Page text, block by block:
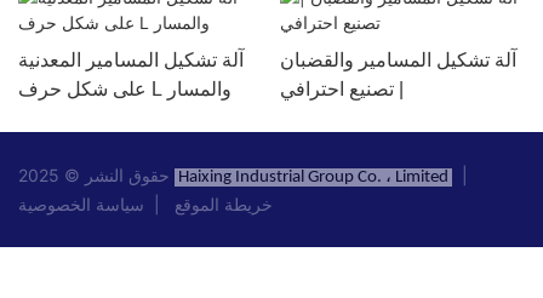
آلة تشكيل المسامير المعدنية
على شكل حرف L والمسار
آلة تشكيل المسامير والقضبان
| تصنيع احترافي
Haixing Industrial Group Co. ، Limited
خريطة الموقع
سياسة الخصوصية